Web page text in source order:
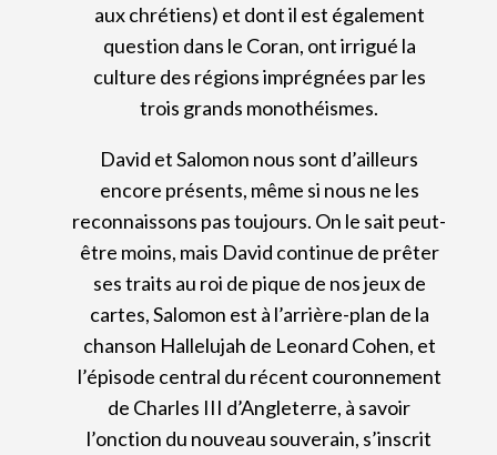
aux chrétiens) et dont il est également
question dans le Coran, ont irrigué la
culture des régions imprégnées par les
trois grands monothéismes.
David et Salomon nous sont d’ailleurs
encore présents, même si nous ne les
reconnaissons pas toujours. On le sait peut-
être moins, mais David continue de prêter
ses traits au roi de pique de nos jeux de
cartes, Salomon est à l’arrière-plan de la
chanson Hallelujah de Leonard Cohen, et
l’épisode central du récent couronnement
de Charles III d’Angleterre, à savoir
l’onction du nouveau souverain, s’inscrit